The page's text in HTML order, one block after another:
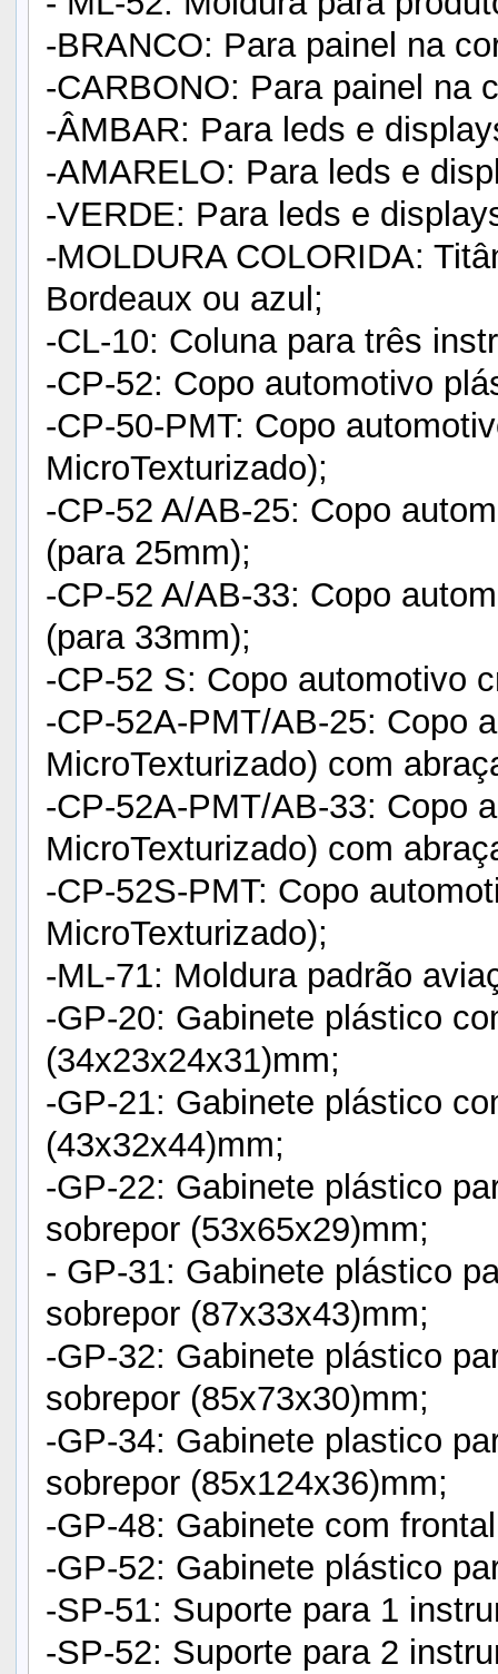
-BRANCO: Para painel na
-CARBONO: Para painel na
-ÂMBAR: Para leds e
-AMARELO: Para leds e
-VERDE: Para leds e
-MOLDURA COLORIDA:
Bordeaux ou azul;
-CL-10: Coluna para três
-CP-52: Copo automotivo
-CP-50-PMT: Copo
MicroTexturizado);
-CP-52 A/AB-25: Copo
(para 25mm);
-CP-52 A/AB-33: Copo
(para 33mm);
-CP-52 S: Copo automotivo
-CP-52A-PMT/AB-25: Copo
MicroTexturizado) com
-CP-52A-PMT/AB-33: Copo
MicroTexturizado) com
-CP-52S-PMT: Copo
MicroTexturizado);
-ML-71: Moldura padrão
-GP-20: Gabinete plástico
(34x23x24x31)mm;
-GP-21: Gabinete plástico
(43x32x44)mm;
-GP-22: Gabinete plástico
sobrepor (53x65x29)mm;
- GP-31: Gabinete plástico
sobrepor (87x33x43)mm;
-GP-32: Gabinete plástico
sobrepor (85x73x30)mm;
-GP-34: Gabinete plastico
sobrepor (85x124x36)mm;
-GP-48: Gabinete com
-GP-52: Gabinete plástico
-SP-51: Suporte para 1
-SP-52: Suporte para 2